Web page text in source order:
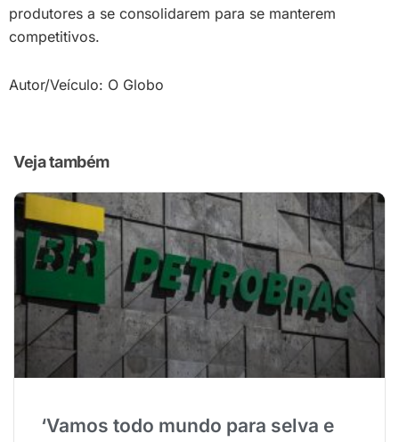
produtores a se consolidarem para se manterem
competitivos.
Autor/Veículo: O Globo
Veja também
‘Vamos todo mundo para selva e